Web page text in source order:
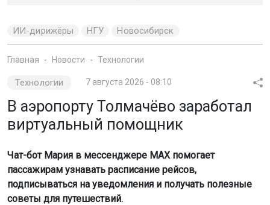
ИИ-дирижёры НГУ Новосибирск
Главная Новости Технологии
Технологии 7 августа 2026 - 08:10
В аэропорту Толмачёво заработал
виртуальный помощник
Чат-бот Мария в мессенджере MAX помогает
пассажирам узнавать расписание рейсов,
подписываться на уведомления и получать полезные
советы для путешествий.